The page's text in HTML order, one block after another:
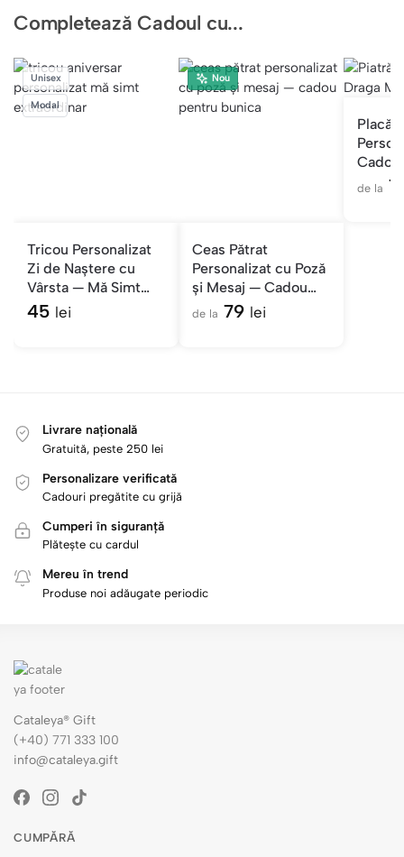
Completează Cadoul cu...
Unisex
Modal
Tricou Personalizat
Zi de Naștere cu
Vârsta — Mă Simt
Extraordinar
45 lei
Nou
Ceas Pătrat
Personalizat cu Poză
și Mesaj — Cadou
pentru Bunica
de la 79 lei
Placă
Cadou
Floral
de la
Livrare națională
Gratuită, peste 250 lei
Personalizare verificată
Cadouri pregătite cu grijă
Cumperi în siguranță
Plătește cu cardul
Mereu în trend
Produse noi adăugate periodic
Cataleya® Gift
(+40) 771 333 100
info@cataleya.gift
CUMPĂRĂ